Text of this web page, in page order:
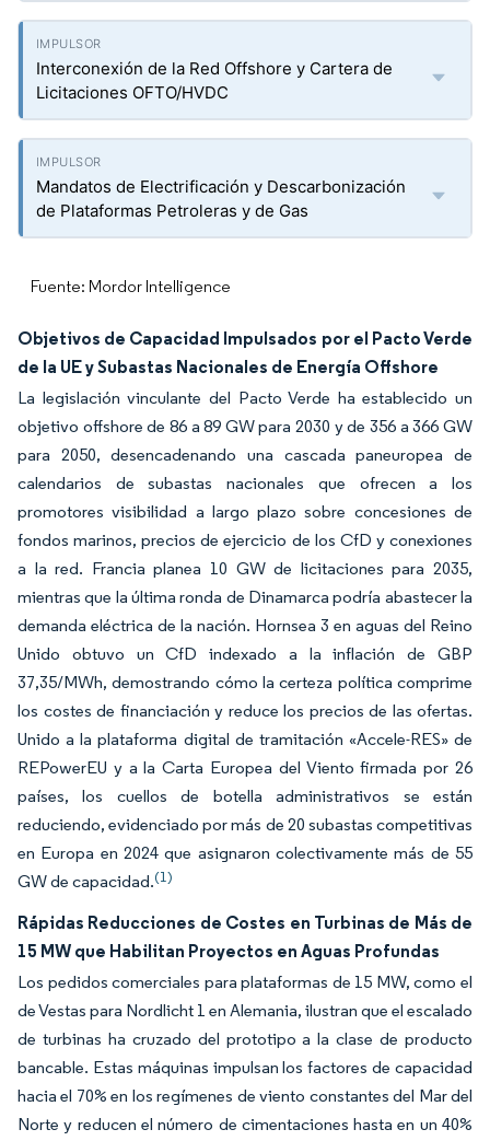
Interconexión de la Red Offshore y Cartera de
Licitaciones OFTO/HVDC
Mandatos de Electrificación y Descarbonización
de Plataformas Petroleras y de Gas
Fuente: Mordor Intelligence
Objetivos de Capacidad Impulsados por el Pacto Verde
de la UE y Subastas Nacionales de Energía Offshore
La legislación vinculante del Pacto Verde ha establecido un
objetivo offshore de 86 a 89 GW para 2030 y de 356 a 366 GW
para 2050, desencadenando una cascada paneuropea de
calendarios de subastas nacionales que ofrecen a los
promotores visibilidad a largo plazo sobre concesiones de
fondos marinos, precios de ejercicio de los CfD y conexiones
a la red. Francia planea 10 GW de licitaciones para 2035,
mientras que la última ronda de Dinamarca podría abastecer la
demanda eléctrica de la nación. Hornsea 3 en aguas del Reino
Unido obtuvo un CfD indexado a la inflación de GBP
37,35/MWh, demostrando cómo la certeza política comprime
los costes de financiación y reduce los precios de las ofertas.
Unido a la plataforma digital de tramitación «Accele-RES» de
REPowerEU y a la Carta Europea del Viento firmada por 26
países, los cuellos de botella administrativos se están
reduciendo, evidenciado por más de 20 subastas competitivas
en Europa en 2024 que asignaron colectivamente más de 55
GW de capacidad.(1)
Rápidas Reducciones de Costes en Turbinas de Más de
15 MW que Habilitan Proyectos en Aguas Profundas
Los pedidos comerciales para plataformas de 15 MW, como el
de Vestas para Nordlicht 1 en Alemania, ilustran que el escalado
de turbinas ha cruzado del prototipo a la clase de producto
bancable. Estas máquinas impulsan los factores de capacidad
hacia el 70% en los regímenes de viento constantes del Mar del
Norte y reducen el número de cimentaciones hasta en un 40%